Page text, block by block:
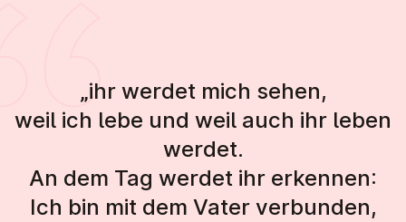
„ihr werdet mich sehen,
weil ich lebe und weil auch ihr leben
werdet.
An dem Tag werdet ihr erkennen:
Ich bin mit dem Vater verbunden,